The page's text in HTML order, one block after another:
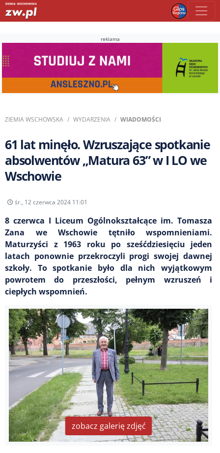
reklama
ZIEMIA WSCHOWSKA WYDARZENIA WIADOMOŚCI
61 lat minęło. Wzruszające spotkanie
absolwentów „Matura 63” w I LO we
Wschowie
śr., 12 czerwca 2024 11:01
8 czerwca I Liceum Ogólnokształcące im. Tomasza
Zana we Wschowie tętniło wspomnieniami.
Maturzyści z 1963 roku po sześćdziesięciu jeden
latach ponownie przekroczyli progi swojej dawnej
szkoły. To spotkanie było dla nich wyjątkowym
powrotem do przeszłości, pełnym wzruszeń i
ciepłych wspomnień.
zobacz galerię zdjęć